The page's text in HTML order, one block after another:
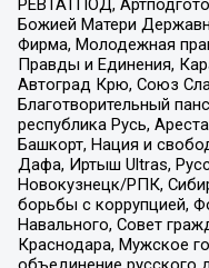
Божией Матери
Фирма, Молодежная
Правды и Единения,
Автоград Крю, Союз
Благотворительный
республика Русь,
Башкорт, Нация и
Дафа, Иртыш Ultras,
Новокузнецк/РПК,
борьбы с коррупцией,
Навального, Совет
Краснодара, Мужское